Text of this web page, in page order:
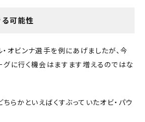
可能性
オビンナ選手を例にあげましたが、今
に行く機会はますます増えるのではな
らかといえばくすぶっていたオビ・パウ